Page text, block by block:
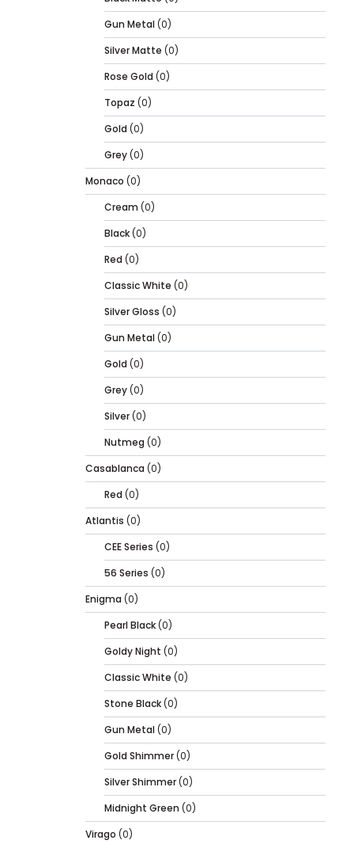
Gun Metal(0)
Silver Matte (0)
Rose Gold (0)
Topaz (0)
Gold (0)
Grey(0)
Monaco (0)
Cream (0)
Black(0)
Red (0)
Classic White (0)
Silver Gloss (0)
Gun Metal(0)
Gold (0)
Grey(0)
Silver(0)
Nutmeg (0)
Casablanca (0)
Red (0)
Atlantis (0)
CEE Series (0)
56 Series (0)
Enigma (0)
Pearl Black(0)
Goldy Night (0)
Classic White (0)
Stone Black(0)
Gun Metal(0)
Gold Shimmer(0)
Silver Shimmer(0)
Midnight Green (0)
Virago (0)